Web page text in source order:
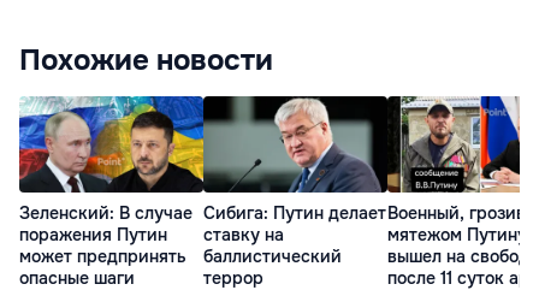
Похожие новости
Зеленский: В случае
поражения Путин
может предпринять
опасные шаги
Сибига: Путин делает
ставку на
баллистический
террор
Военный,
мятежом Путину,
вышел на свободу
после 11 суток